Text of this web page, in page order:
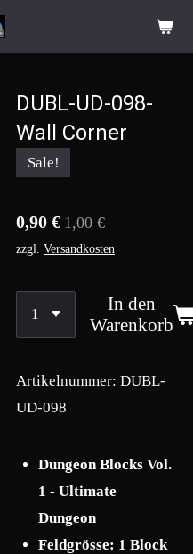
DUBL-UD-098-
Wall Corner
Sale!
0,90 € 1,00 €
zzgl. Versandkosten
In den
Warenkorb
Artikelnummer: DUBL-
UD-098
Dungeon Blocks Vol.
1 - Ultimate
Dungeon
Feldgrösse: 1 Block